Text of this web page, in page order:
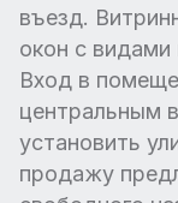
въезд.
окон с видами
Вход в
центральным
установить
продажу